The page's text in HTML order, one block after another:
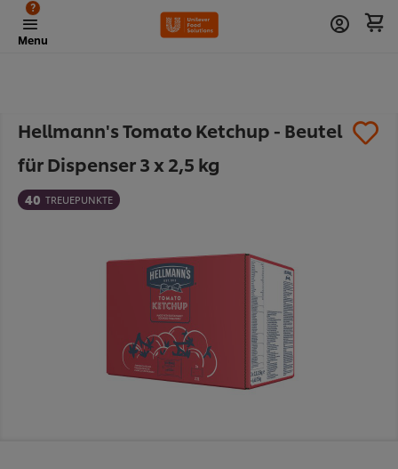
Menu
?
Hellmann's Tomato Ketchup - Beutel
für Dispenser 3 x 2,5 kg
40 TREUEPUNKTE